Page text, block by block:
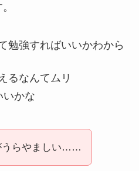
勉強すればいいかわから
るなんてムリ
いかな
うらやましい……